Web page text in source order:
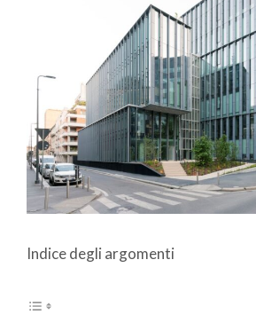
Indice degli argomenti